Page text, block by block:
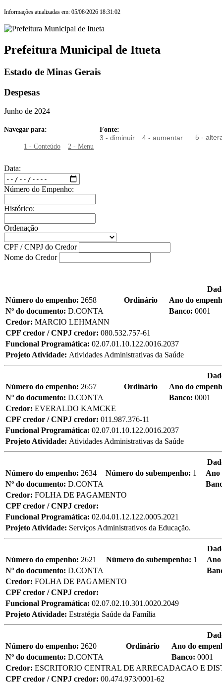
Informações atualizadas em: 05/08/2026 18:31:02
Prefeitura Municipal de Itueta
Estado de Minas Gerais
Despesas
Junho de 2024
Navegar para:
1 - Conteúdo 2 - Menu
Fonte:
3 - diminuir 4 - aumentar 5 -
Data:
Número do Empenho:
Histórico:
Ordenação
CPF / CNPJ do Credor
Nome do Credor
Número do empenho: 2658 Ordinário
Ano do
Nº do documento: D.CONTA Banco: 0001
Credor: MARCIO LEHMANN
CPF credor / CNPJ credor: 080.532.757-61
Funcional Programática: 02.07.01.10.122.0016.2037
Projeto Atividade: Atividades Administrativas da Saúde
Número do empenho: 2657 Ordinário
Ano do
Nº do documento: D.CONTA Banco: 0001
Credor: EVERALDO KAMCKE
CPF credor / CNPJ credor: 011.987.376-11
Funcional Programática: 02.07.01.10.122.0016.2037
Projeto Atividade: Atividades Administrativas da Saúde
Número do empenho: 2634 Número do subempenho: 1
Ano
Nº do documento: D.CONTA
Credor: FOLHA DE PAGAMENTO
CPF credor / CNPJ credor:
Funcional Programática: 02.04.01.12.122.0005.2021
Projeto Atividade: Serviços Administrativos da Educação.
Número do empenho: 2621 Número do subempenho: 1
Nº do documento: D.CONTA
Credor: FOLHA DE PAGAMENTO
CPF credor / CNPJ credor:
Funcional Programática: 02.07.02.10.301.0020.2049
Projeto Atividade: Estratégia Saúde da Família
Número do empenho: 2620 Ordinário
Ano do
Nº do documento: D.CONTA Banco: 0001
Credor: ESCRITORIO CENTRAL DE ARRECADACAO E
CPF credor / CNPJ credor: 00.474.973/0001-62